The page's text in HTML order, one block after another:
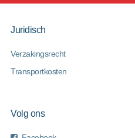
Juridisch
Verzakingsrecht
Transportkosten
Volg ons